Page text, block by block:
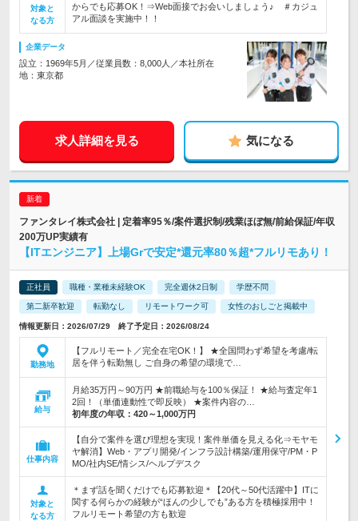
対象と
なる方
からでも応募OK！⇒Web面接でお会いしましょう♪ ＃カジュ
アル面談を実施中！！
企業データ
設立：1969年5月／従業員数：8,000人／本社所在
地：東京都
求人詳細を見る 気になる
ファンタレイ株式会社 | 定着率95％/案件選択制/残業ほぼ無/前給保証/年収
200万UP実績有
【ITエンジニア】上場Grで安定*還元率80％超*フルリモあり！
正社員 職種・業種未経験OK 完全週休2日制 学歴不問
第二新卒歓迎 転勤なし リモートワーク可 女性のおしごと掲載中
情報更新日：2026/07/29 終了予定日：2026/08/24
勤務地
【フルリモート／完全在宅OK！】 ★全国問わず希望を考慮/転
居を伴う転勤無し ご自身の希望の環境で…
給与
月給35万円～90万円 ★前職給与を100％保証！ ★給与査定年1
2回！（単価連動性で即反映） ★案件内容の…
初年度の年収： 420～1,000万円
仕事内容
【自分で案件を選び理想を実現！案件単価を見える化⇒モヤモ
ヤ解消】Web・アプリ開発/インフラ設計構築/運用保守/PM・P
MO/社内SE/情シス/ヘルプデスク
対象と
なる方
＊まず話を聞くだけでも応募歓迎＊【20代～50代活躍中】ITに
関する何らかの経験が“ほんの少しでも”ある方を積極採用中！
フルリモート希望の方も歓迎